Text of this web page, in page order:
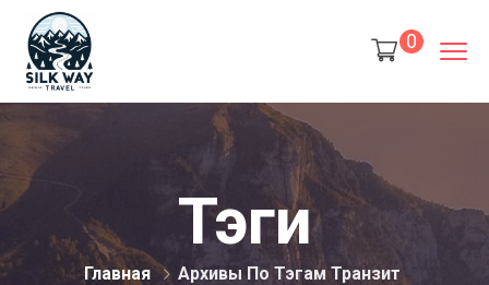
0
Тэги
Главная Архивы По Тэгам Транзит